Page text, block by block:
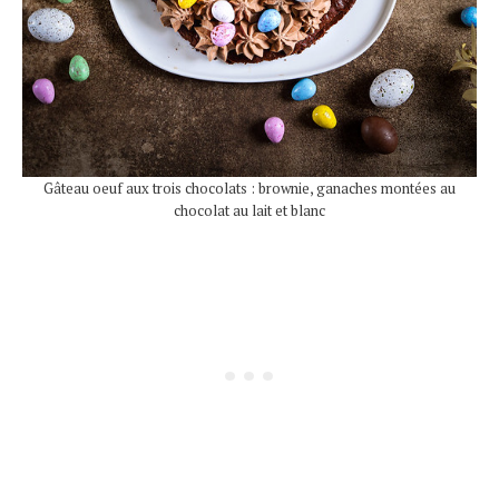
Gâteau oeuf aux trois chocolats : brownie, ganaches montées au
chocolat au lait et blanc